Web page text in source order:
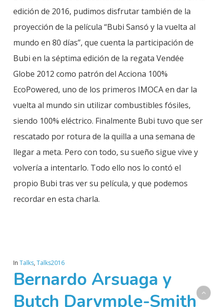
edición de 2016, pudimos disfrutar también de la
proyección de la película “Bubi Sansó y la vuelta al
mundo en 80 días”, que cuenta la participación de
Bubi en la séptima edición de la regata Vendée
Globe 2012 como patrón del Acciona 100%
EcoPowered, uno de los primeros IMOCA en dar la
vuelta al mundo sin utilizar combustibles fósiles,
siendo 100% eléctrico. Finalmente Bubi tuvo que ser
rescatado por rotura de la quilla a una semana de
llegar a meta. Pero con todo, su sueño sigue vive y
volvería a intentarlo. Todo ello nos lo contó el
propio Bubi tras ver su película, y que podemos
recordar en esta charla.
In Talks, Talks2016
Bernardo Arsuaga y
Butch Darymple-Smith